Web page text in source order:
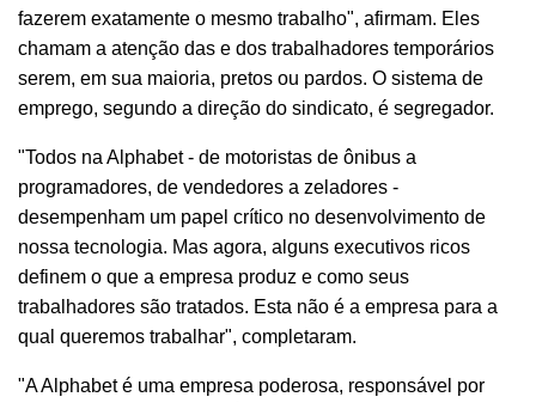
fazerem exatamente o mesmo trabalho", afirmam. Eles
chamam a atenção das e dos trabalhadores temporários
serem, em sua maioria, pretos ou pardos. O sistema de
emprego, segundo a direção do sindicato, é segregador.
"Todos na Alphabet - de motoristas de ônibus a
programadores, de vendedores a zeladores -
desempenham um papel crítico no desenvolvimento de
nossa tecnologia. Mas agora, alguns executivos ricos
definem o que a empresa produz e como seus
trabalhadores são tratados. Esta não é a empresa para a
qual queremos trabalhar", completaram.
"A Alphabet é uma empresa poderosa, responsável por